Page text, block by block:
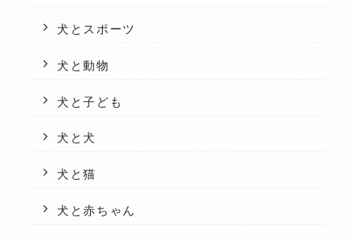
犬とスポーツ
犬と動物
犬と子ども
犬と犬
犬と猫
犬と赤ちゃん